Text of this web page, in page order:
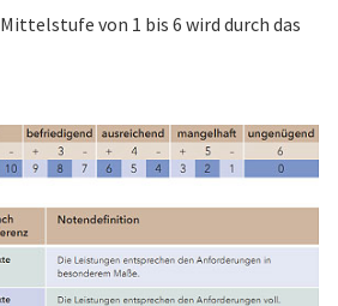
von 1 bis 6 wird durch das